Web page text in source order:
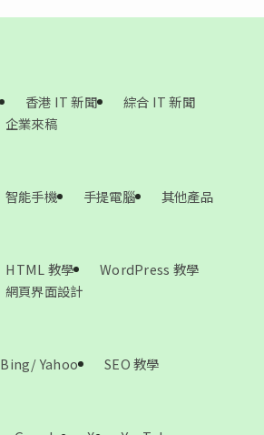
香港 IT 新聞
綜合 IT 新聞
企業來稿
智能手機 手提電腦 其他產品
HTML 教學
WordPress 教學
網頁界面設計
Bing/ Yahoo SEO 教學